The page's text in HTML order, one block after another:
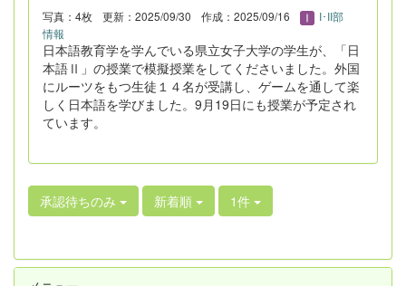
写真：4枚 更新：2025/09/30 作成：2025/09/16
I･II部
情報
日本語教育学を学んでいる県立女子大学の学生が、「日
本語Ⅱ」の授業で模擬授業をしてくださいました。外国
にルーツをもつ生徒１４名が受講し、ゲームを通して楽
しく日本語を学びました。9月19日にも授業が予定され
ています。
承認待ちのみ 新着順 1件